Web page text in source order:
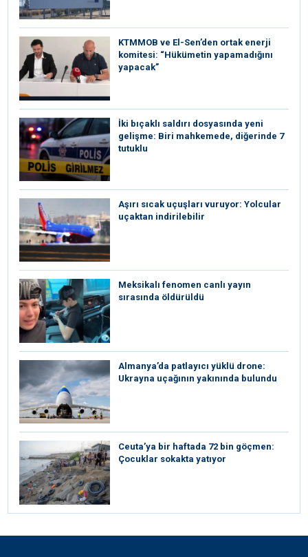
KTMMOB ve El-Sen’den ortak enerji
komitesi: “Hükümetin yapamadığını
yapacak”
İki bıçaklı saldırı dosyasında yeni
gelişme: Biri mahkemede, diğerinde 7
tutuklu
Aşırı sıcak uçuşları vuruyor: Yolcular
uçaktan indirilebilir
Meksikalı fenomen canlı yayın
sırasında öldürüldü
Almanya’da patlayıcı yüklü drone:
Ukrayna uçağının yakınında bulundu
Ceuta’ya bir haftada 72 bin göçmen:
Çocuklar sokakta yatıyor